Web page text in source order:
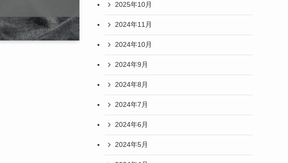
2025年10月
2024年11月
2024年10月
2024年9月
2024年8月
2024年7月
2024年6月
2024年5月